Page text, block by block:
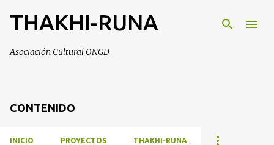
Ir al contenido principal
THAKHI-RUNA
Asociación Cultural ONGD
CONTENIDO
INICIO PROYECTOS THAKHI-RUNA